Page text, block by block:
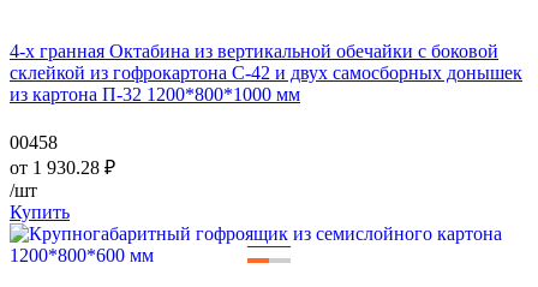
4-х гранная Октабина из вертикальной обечайки с боковой
склейкой из гофрокартона С-42 и двух самосборных донышек
из картона П-32 1200*800*1000 мм
00458
от 1 930.28 ₽
/шт
Купить
——